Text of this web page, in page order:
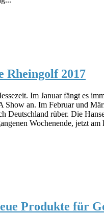
Rheingolf 2017
Im Januar fängt es
Show an. Im Februar und
Deutschland rüber. Die
Wochenende, jetzt am
Produkte für